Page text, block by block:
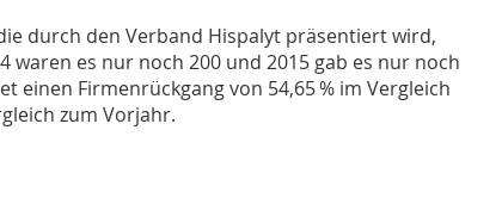
durch den Verband Hispalyt präsentiert wird,
waren es nur noch 200 und 2015 gab es nur noch
einen Firmenrückgang von 54,65 % im Vergleich
zum Vorjahr.